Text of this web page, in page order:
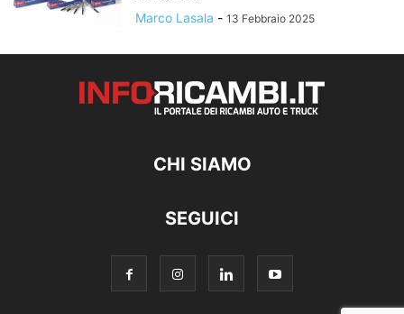
Marco Lasala - 13 Febbraio 2025
CHI SIAMO
SEGUICI